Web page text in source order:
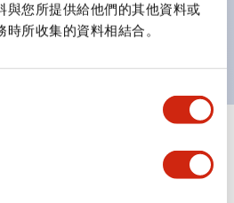
與您所提供給他們的其他資料或
所收集的資料相結合。
規範：在危險或緊急狀況下，
於更多人識別。
顯示全部+